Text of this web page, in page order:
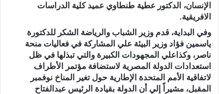
الإنسان، الدكتور عطية طنطاوي عميد كلية الدراسات
الافريقية.
وفي البداية، قدم وزير الشباب والرياضة الشكر للدكتورة
ياسمين فؤاد وزير البيئة علي المشاركة في فعاليات منحة
ناصر، وكذاعلي المجهودات الكبيرة والتي تبذلها في ظل
استعدادات الدولة المصرية لاستضافة مؤتمر الأطراف
لاتفاقية الأمم المتحدة الإطارية حول تغير المناخ نوفمبر
المقبل، مشيراً إلي أن الدولة بقيادة الرئيس عبدالفتاح